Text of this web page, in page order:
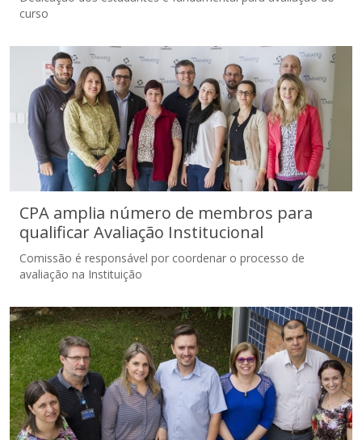
de Idiomas
& Você - Comunidade
ENADE: O que é? Quem deve fazer?
curso
Institucional
CPA amplia número de membros para
qualificar Avaliação Institucional
Comissão é responsável por coordenar o processo de
avaliação na Instituição